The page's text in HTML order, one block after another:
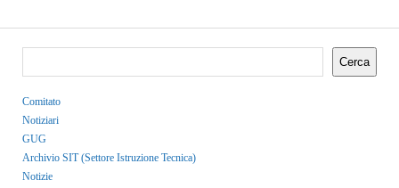
Cerca
Comitato
Notiziari
GUG
Archivio SIT (Settore Istruzione Tecnica)
Notizie